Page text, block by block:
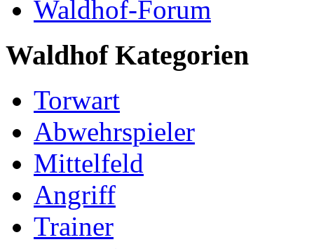
Waldhof-Forum
Waldhof Kategorien
Torwart
Abwehrspieler
Mittelfeld
Angriff
Trainer